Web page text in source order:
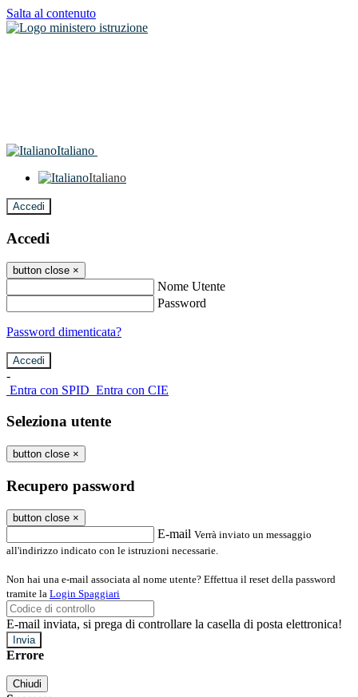
Salta al contenuto
Italiano
Italiano
Accedi
Accedi
button close ×
Nome Utente
Password
Password dimenticata?
-
Entra con SPID Entra con CIE
Seleziona utente
button close ×
Recupero password
button close ×
E-mail Verrà inviato un messaggio
all'indirizzo indicato con le istruzioni necessarie.
Non hai una e-mail associata al nome utente? Effettua il reset della password
tramite la Login Spaggiari
E-mail inviata, si prega di controllare la casella di posta elettronica!
Errore
Chiudi